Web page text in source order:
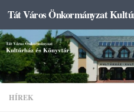
Skip to content
HÍREK